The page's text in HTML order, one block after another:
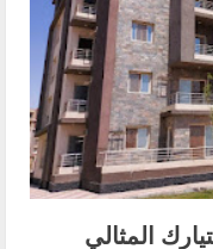
المثالي